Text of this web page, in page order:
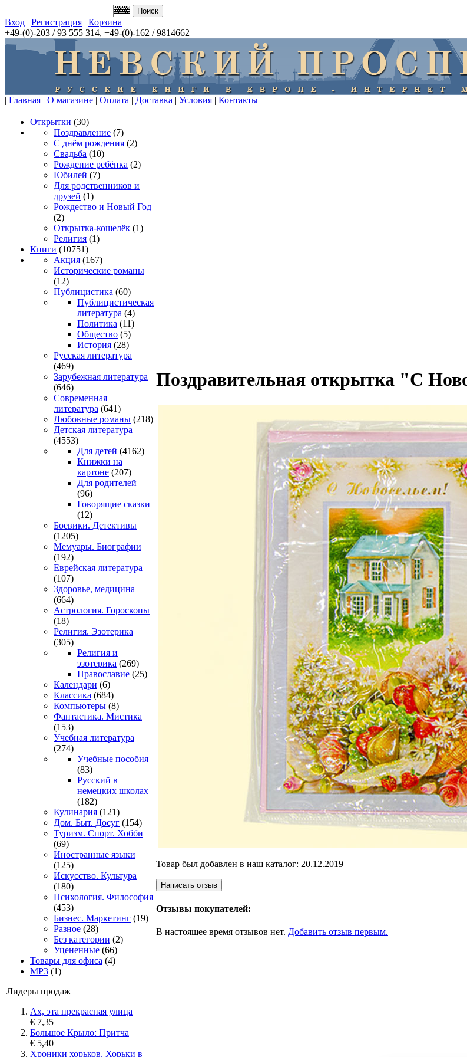
Вход | Регистрация | Корзина
+49-(0)-203 / 93 555 314, +49-(0)-162 / 9814662
| Главная | О магазине | Оплата | Доставка | Условия | Контакты |
Открытки (30)
Поздравление (7)
С днём рождения (2)
Свадьба (10)
Рождение ребёнка (2)
Юбилей (7)
Для родственников и
друзей (1)
Рождество и Новый Год
(2)
Открытка-кошелёк (1)
Религия (1)
Книги (10751)
Акция (167)
Исторические романы
(12)
Публицистика (60)
Публицистическая
литература (4)
Политика (11)
Общество (5)
История (28)
Русская литература
(469)
Зарубежная литература
(646)
Современная
литература (641)
Любовные романы (218)
Детская литература
(4553)
Для детей (4162)
Книжки на
картоне (207)
Для родителей
(96)
Говорящие сказки
(12)
Боевики. Детективы
(1205)
Мемуары. Биографии
(192)
Еврейская литература
(107)
Здоровье, медицина
(664)
Астрология. Гороскопы
(18)
Религия. Эзотерика
(305)
Религия и
эзотерика (269)
Православие (25)
Календари (6)
Классика (684)
Компьютеры (8)
Фантастика. Мистика
(153)
Учебная литература
(274)
Учебные пособия
(83)
Русский в
немецких школах
(182)
Кулинария (121)
Дом. Быт. Досуг (154)
Туризм. Спорт. Хобби
(69)
Иностранные языки
(125)
Искусство. Культура
(180)
Психология. Философия
(453)
Бизнес. Маркетинг (19)
Разное (28)
Без категории (2)
Уцененные (66)
Товары для офиса (4)
MP3 (1)
Лидеры продаж
Ах, эта прекрасная улица
€ 7,35
Большое Крыло: Притча
€ 5,40
Хроники хорьков. Хорьки в
Поздравительная открытка "С
Товар был добавлен в наш каталог: 20.12.2019
Отзывы покупателей:
В настоящее время отзывов нет. Добавить отзыв первым.